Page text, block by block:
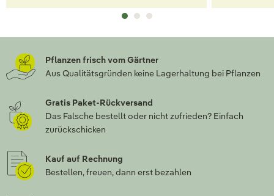
Pflanzen frisch vom Gärtner
Aus Qualitätsgründen keine Lagerhaltung bei Pflanzen
Gratis Paket-Rückversand
Das Falsche bestellt oder nicht zufrieden? Einfach
zurückschicken
Kauf auf Rechnung
Bestellen, freuen, dann erst bezahlen